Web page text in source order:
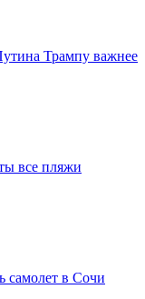
Трампу важнее
все пляжи
самолет в Сочи